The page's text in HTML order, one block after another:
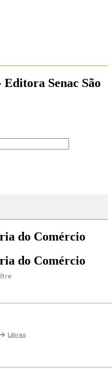
Senac São
do Comércio
do Comércio
Libras